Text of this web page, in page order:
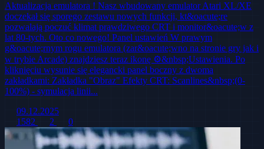
Aktualizacja emulatora ! Nasz wbudowany emulator Atari XL/XE
doczekał się sporego zestawu nowych funkcji, kt&oacute;re
pozwalają poczuć klimat prawdziwego CRT i monitor&oacute;w z
lat 80-tych. Oto co nowego! Panel ustawień W prawym
g&oacute;rnym rogu emulatora (zar&oacute;wno na stronie gry jak i
w trybie Arcade) znajdziesz teraz ikonę ⚙️&nbsp;Ustawienia. Po
kliknięciu wysunie się elegancki panel boczny z dwoma
zakładkami: Zakładka "Obraz" Efekty CRT: Scanlines&nbsp;(0-
100%) - symulacja linii...
09.12.2025
1582
2 0